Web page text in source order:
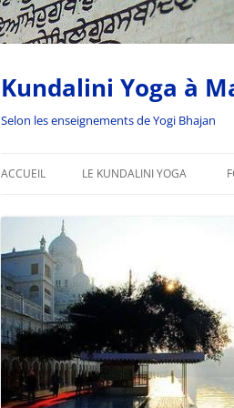
Kundalini Yoga à
Selon les enseignements de Yogi Bhajan
ACCUEIL LE KUNDALINI YOGA